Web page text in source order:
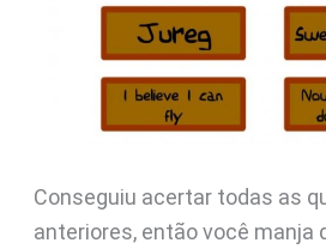
Conseguiu acertar todas as
anteriores, então você manja